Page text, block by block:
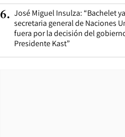
6. José Miguel Insulza: “Bachelet
secretaria general de Naciones
fuera por la decisión del
Presidente Kast”